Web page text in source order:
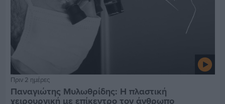
Πριν 2 ημέρες
Παναγιώτης Μυλωθρίδης: Η πλαστική
χειρουργική με επίκεντρο τον άνθρωπο